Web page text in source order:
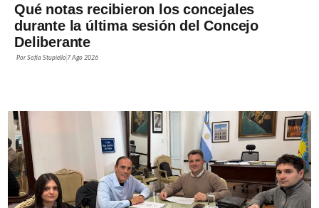
Qué notas recibieron los concejales
durante la última sesión del Concejo
Deliberante
PorSofía Stupiello 7 Ago 2026